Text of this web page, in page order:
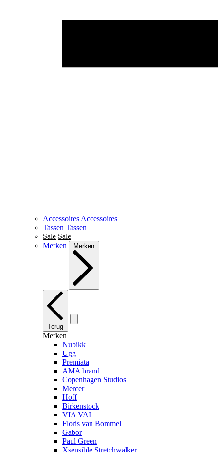
Accessoires Accessoires
Tassen Tassen
Sale Sale
Merken
Merken
Terug
Merken
Nubikk
Ugg
Premiata
AMA brand
Copenhagen Studios
Mercer
Hoff
Birkenstock
VIA VAI
Floris van Bommel
Gabor
Paul Green
Xsensible Stretchwalker